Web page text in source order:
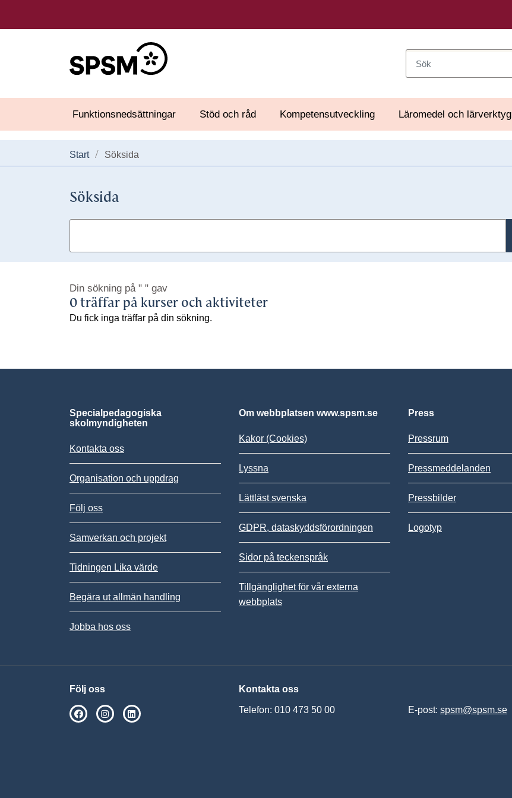
Funktionsnedsättningar Stöd och råd Kompetensutveckling Läromedel och lärverktyg
Start Söksida
Söksida
Din sökning på " " gav
0 träffar på kurser och aktiviteter
Du fick inga träffar på din sökning.
Specialpedagogiska
skolmyndigheten
Kontakta oss
Organisation och uppdrag
Följ oss
Samverkan och projekt
Tidningen Lika värde
Begära ut allmän handling
Jobba hos oss
Om webbplatsen www.spsm.se
Kakor (Cookies)
Lyssna
Lättläst svenska
GDPR, dataskyddsförordningen
Sidor på teckenspråk
Tillgänglighet för vår externa
webbplats
Press
Pressrum
Pressmeddelanden
Pressbilder
Logotyp
Följ oss
SPSM på Facebook
SPSM på Instagram
Kontakta oss
Telefon: 010 473 50 00 E-post: spsm@spsm.se